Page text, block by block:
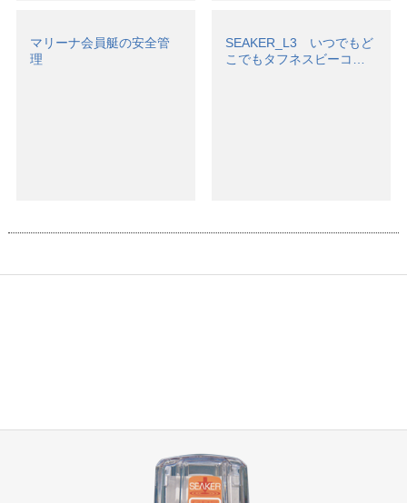
マリーナ会員艇の安全管
理
SEAKER_L3 いつでもど
こでもタフネスビーコ…
長距離と長時間と小型軽量の三
SEAKERシステムの概要